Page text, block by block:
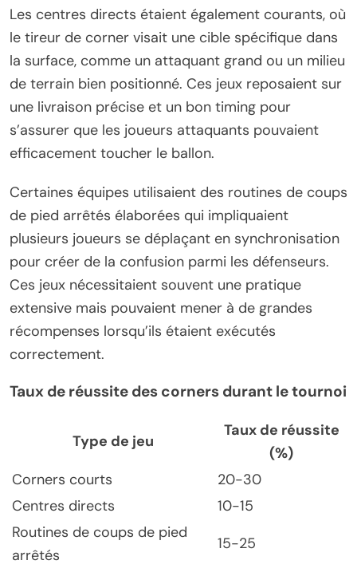
Les centres directs étaient également courants, où
le tireur de corner visait une cible spécifique dans
la surface, comme un attaquant grand ou un milieu
de terrain bien positionné. Ces jeux reposaient sur
une livraison précise et un bon timing pour
s’assurer que les joueurs attaquants pouvaient
efficacement toucher le ballon.
Certaines équipes utilisaient des routines de coups
de pied arrêtés élaborées qui impliquaient
plusieurs joueurs se déplaçant en synchronisation
pour créer de la confusion parmi les défenseurs.
Ces jeux nécessitaient souvent une pratique
extensive mais pouvaient mener à de grandes
récompenses lorsqu’ils étaient exécutés
correctement.
Taux de réussite des corners durant le tournoi
Type de jeu
Taux de réussite
(%)
Corners courts
20-30
Centres directs
10-15
Routines de coups de pied
arrêtés
15-25